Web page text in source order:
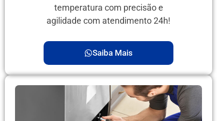
temperatura com precisão e
agilidade com atendimento 24h!
Saiba Mais